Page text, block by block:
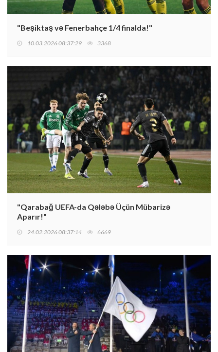
"Beşiktaş və Fenerbahçe 1/4 finalda!"
10.03.2026 08:37:29 3368
"Qarabağ UEFA-da Qələbə Üçün Mübarizə
Aparır!"
24.02.2026 08:37:14 6669